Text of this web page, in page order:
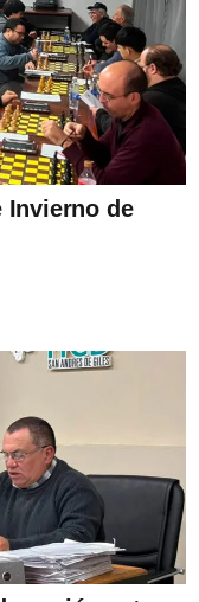
Invierno de